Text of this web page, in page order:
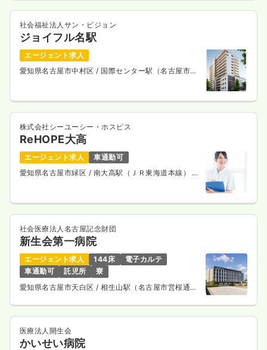
社会福祉法人サン・ビジョン
ジョイフル名駅
エージェント求人
愛知県名古屋市中村区/ 国際センター駅（名古屋市営
株式会社シーユーシー・ホスピス
ReHOPE大高
エージェント求人
車通勤可
愛知県名古屋市緑区 / 南大高駅（ＪＲ東海道本線） 徒
社会医療法人名古屋記念財団
新生会第一病院
エージェント求人 144床
電子カルテ
車通勤可
託児所
寮
愛知県名古屋市天白区 / 相生山駅（名古屋市営桜通
医療法人開生会
かいせい病院